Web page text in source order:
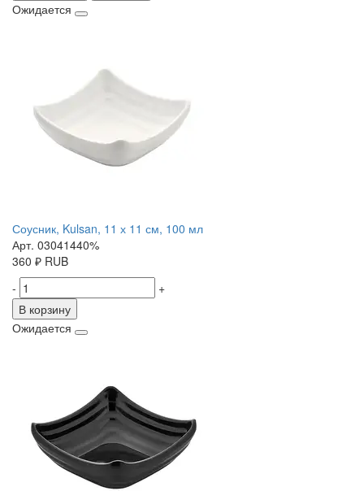
Ожидается
Соусник, Kulsan, 11 х 11 см, 100 мл
Арт. 03041440%
360 ₽ RUB
-
+
В корзину
Ожидается